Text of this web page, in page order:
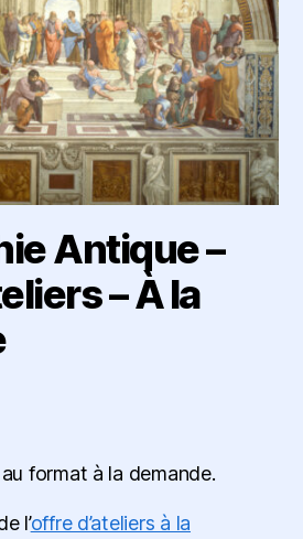
Antique –
– À la
format à la demande.
l’offre d’ateliers à la